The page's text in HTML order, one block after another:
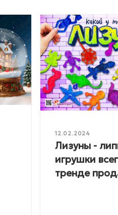
12.02.2024
Лизуны -
игрушки
тренде